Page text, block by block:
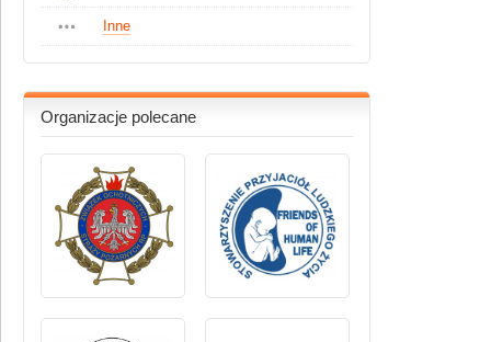
Inne
Organizacje polecane